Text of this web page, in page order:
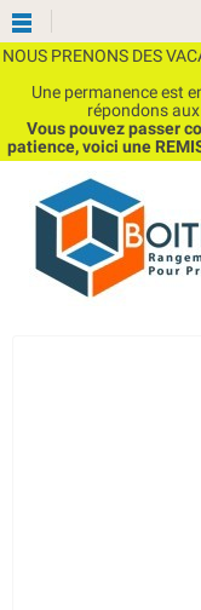
NOUS PRENONS DES
Une permanence est
répondons
Vous pouvez passer
patience, voici une